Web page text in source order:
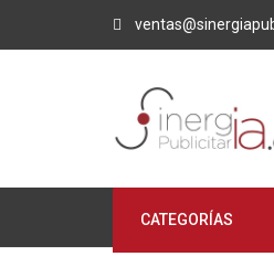
CATEGORÍAS